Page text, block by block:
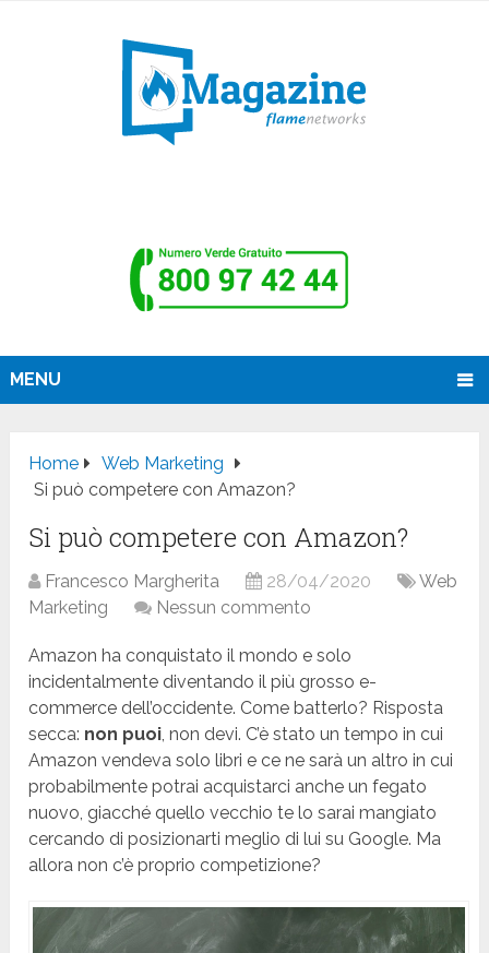
MENU
Home
Web Marketing
Si può competere con Amazon?
Si può competere con Amazon?
Francesco Margherita 28/04/2020
Web
Marketing
Nessun commento
Amazon ha conquistato il mondo e solo
incidentalmente diventando il più grosso e-
commerce dell’occidente. Come batterlo? Risposta
secca: non puoi, non devi. C’è stato un tempo in cui
Amazon vendeva solo libri e ce ne sarà un altro in cui
probabilmente potrai acquistarci anche un fegato
nuovo, giacché quello vecchio te lo sarai mangiato
cercando di posizionarti meglio di lui su Google. Ma
allora non c’è proprio competizione?